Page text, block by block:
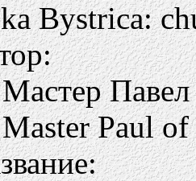
Bystrica:
Мастер
Master Paul of